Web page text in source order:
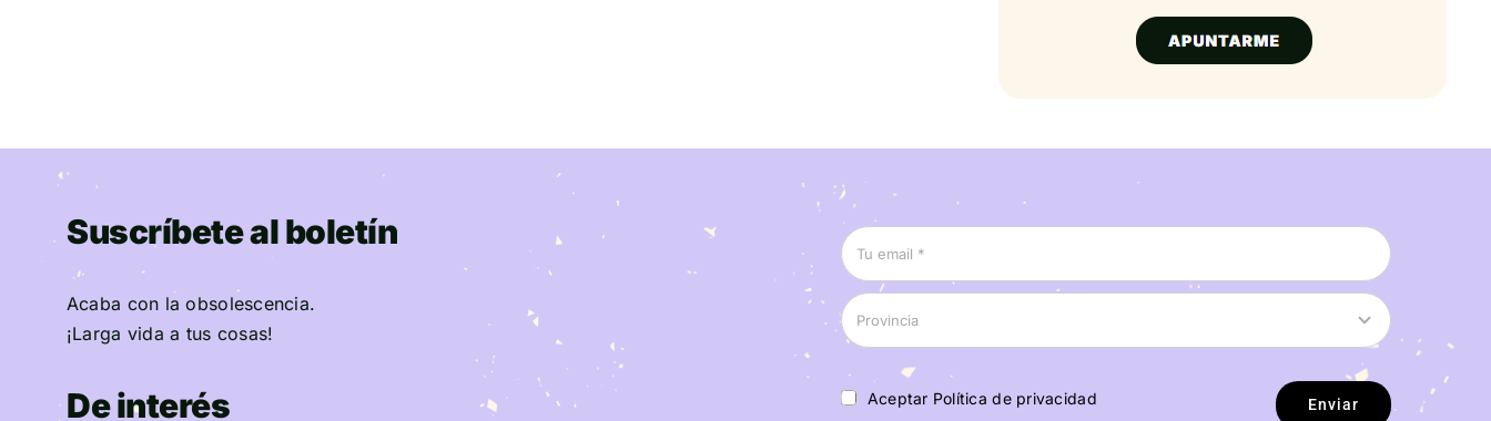
Suscríbete al boletín
Acaba con la obsolescencia.
¡Larga vida a tus cosas!
De interés Aceptar Política de privacidad Enviar